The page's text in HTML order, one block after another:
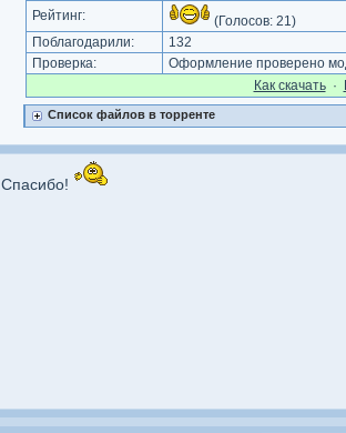
Рейтинг: (Голосов: 21)
Поблагодарили:
132
Проверка:
Оформление проверено
Как cкачать·
Список файлов в торренте
Спасибо!